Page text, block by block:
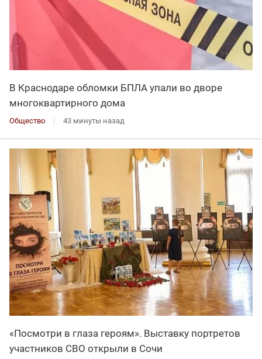
В Краснодаре обломки БПЛА упали во дворе
многоквартирного дома
Общество 43 минуты назад
«Посмотри в глаза героям». Выставку портретов
участников СВО открыли в Сочи